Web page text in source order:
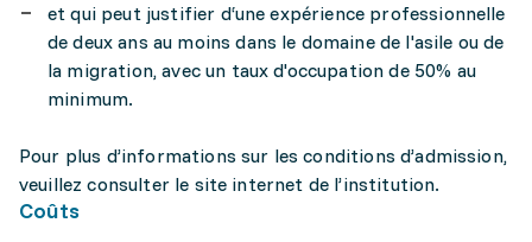
et qui peut justifier d‘une expérience professionnelle
de deux ans au moins dans le domaine de l'asile ou de
la migration, avec un taux d'occupation de 50% au
minimum.
Pour plus d’informations sur les conditions d’admission,
veuillez consulter le site internet de l’institution.
Coûts